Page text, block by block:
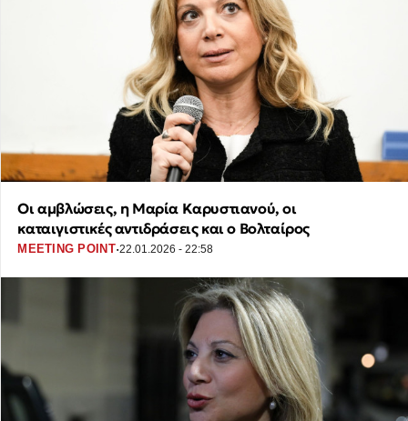
Οι αμβλώσεις, η Μαρία Καρυστιανού, οι
καταιγιστικές αντιδράσεις και ο Βολταίρος
MEETING POINT·22.01.2026 - 22:58